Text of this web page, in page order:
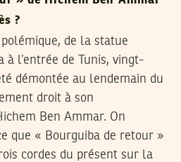
?
de la statue
à l’entrée de Tunis, vingt-
démontée au lendemain du
droit à son
Ben Ammar. On
que « Bourguiba de retour »
cordes du présent sur la